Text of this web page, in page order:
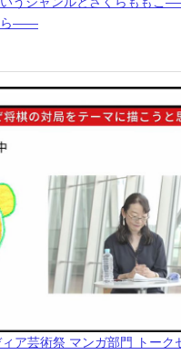
ら――
ア芸術祭 マンガ部門 トーク